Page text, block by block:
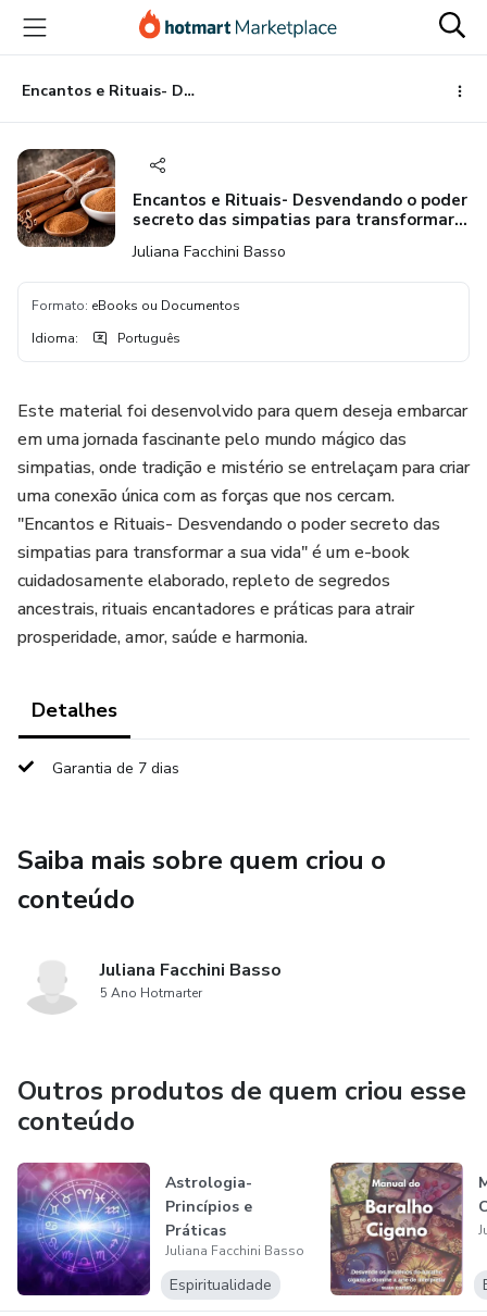
para
conteúdo
principal
para
pagamento
para
rodapé
Encantos e Rituais- Desvendando o poder secreto das simpatias para transformar a sua vida
Encantos e Rituais- Desvendando o poder
secreto das simpatias para transformar a
Juliana Facchini Basso
Formato: eBooks ou Documentos
Idioma: Português
Este material foi desenvolvido para quem deseja embarcar
em uma jornada fascinante pelo mundo mágico das
simpatias, onde tradição e mistério se entrelaçam para criar
uma conexão única com as forças que nos cercam.
"Encantos e Rituais- Desvendando o poder secreto das
simpatias para transformar a sua vida" é um e-book
cuidadosamente elaborado, repleto de segredos
ancestrais, rituais encantadores e práticas para atrair
prosperidade, amor, saúde e harmonia.
Detalhes
Garantia de 7 dias
Saiba mais sobre quem criou o
conteúdo
Juliana Facchini Basso
5 Ano Hotmarter
Outros produtos de quem criou esse
conteúdo
Astrologia-
Princípios e
Práticas
Juliana Facchini Basso
Espiritualidade